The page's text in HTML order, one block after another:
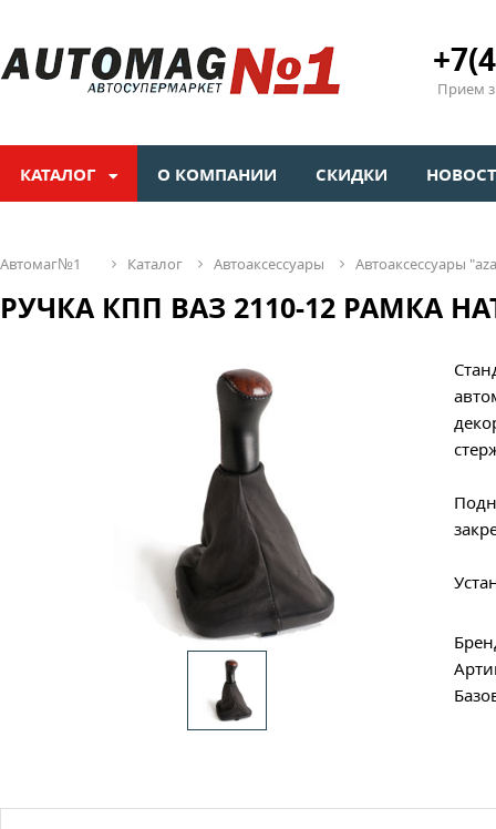
Прием
КАТАЛОГ О КОМПАНИИ СКИДКИ
автомаг№1 каталог автоаксессуары автоаксессуары
РУЧКА КПП ВАЗ 2110-12 РАМКА